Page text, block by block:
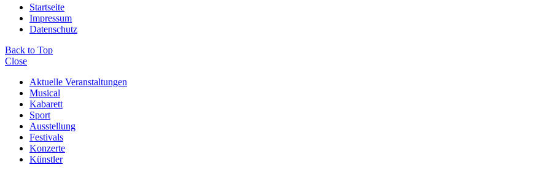
Startseite
Impressum
Datenschutz
Back to Top
Close
Aktuelle Veranstaltungen
Musical
Kabarett
Sport
Ausstellung
Festivals
Konzerte
Künstler